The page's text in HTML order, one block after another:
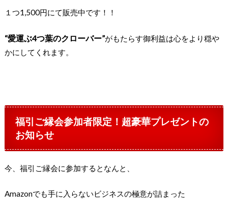
１つ1,500円にて販売中です！！
“愛運ぶ4つ葉のクローバー”がもたらす御利益は心をより穏や
かにしてくれます。
福引ご縁会参加者限定！超豪華プレゼントの
お知らせ
今、福引ご縁会に参加するとなんと、
Amazonでも手に入らないビジネスの極意が詰まった